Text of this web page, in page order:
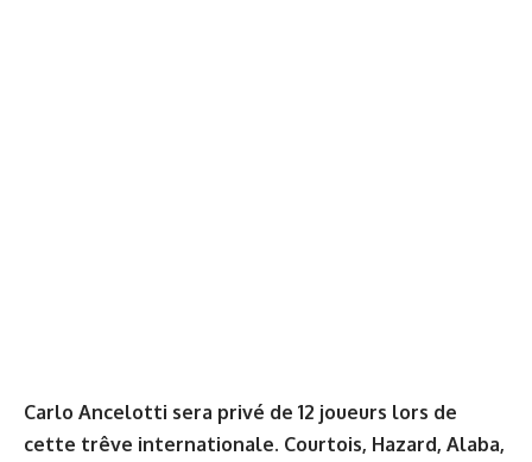
Carlo Ancelotti sera privé de 12 joueurs lors de
cette trêve internationale. Courtois, Hazard, Alaba,